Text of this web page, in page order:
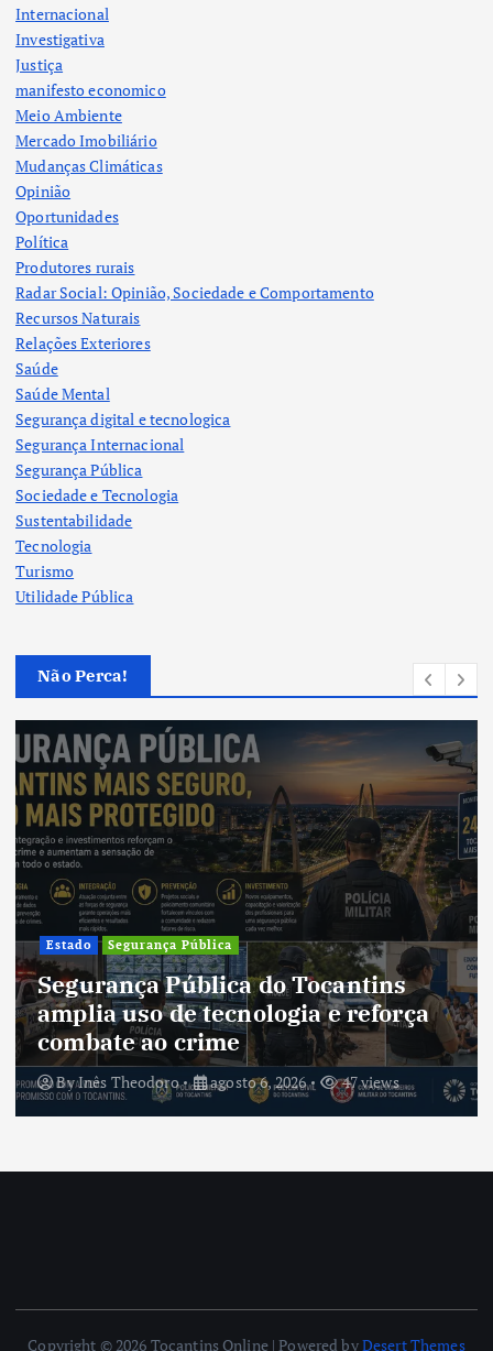
Internacional
Investigativa
Justiça
manifesto economico
Meio Ambiente
Mercado Imobiliário
Mudanças Climáticas
Opinião
Oportunidades
Política
Produtores rurais
Radar Social: Opinião, Sociedade e Comportamento
Recursos Naturais
Relações Exteriores
Saúde
Saúde Mental
Segurança digital e tecnologica
Segurança Internacional
Segurança Pública
Sociedade e Tecnologia
Sustentabilidade
Tecnologia
Turismo
Utilidade Pública
Não Perca!
Estado Segurança Pública
Segurança Pública do Tocantins
amplia uso de tecnologia e reforça
combate ao crime
ByInês Theodoro agosto 6, 2026 47 views
Copyright © 2026 Tocantins Online | Powered byDesert Themes